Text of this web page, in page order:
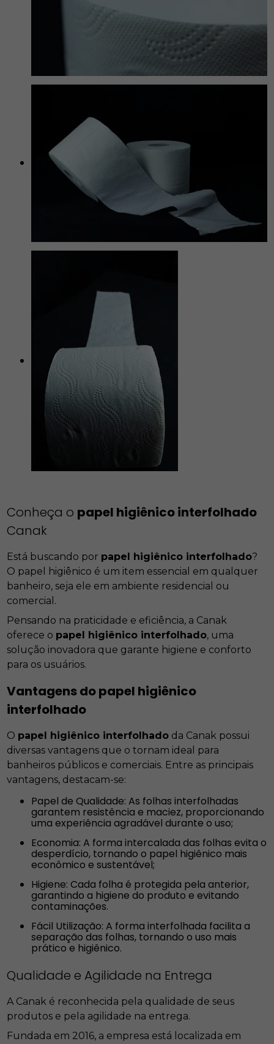
Conheça o papel higiênico interfolhado
Canak
Está buscando por papel higiênico interfolhado?
O papel higiênico é um item essencial em qualquer
banheiro, seja ele em ambiente residencial ou
comercial.
Pensando na praticidade e eficiência, a Canak
oferece o papel higiênico interfolhado, uma
solução inovadora que garante higiene e conforto
para os usuários.
Vantagens dopapel higiênico
interfolhado
O papel higiênico interfolhado da Canak possui
diversas vantagens que o tornam ideal para
banheiros públicos e comerciais. Entre as principais
vantagens, destacam-se:
Papel de Qualidade: As folhas interfolhadas
garantem resistência e maciez, proporcionando
uma experiência agradável durante o uso;
Economia: A forma intercalada das folhas evita o
desperdício, tornando o papel higiênico mais
econômico e sustentável;
Higiene: Cada folha é protegida pela anterior,
garantindo a higiene do produto e evitando
contaminações.
Fácil Utilização: A forma interfolhada facilita a
separação das folhas, tornando o uso mais
prático e higiênico.
Qualidade e Agilidade na Entrega
A Canak é reconhecida pela qualidade de seus
produtos e pela agilidade na entrega.
Fundada em 2016, a empresa está localizada em